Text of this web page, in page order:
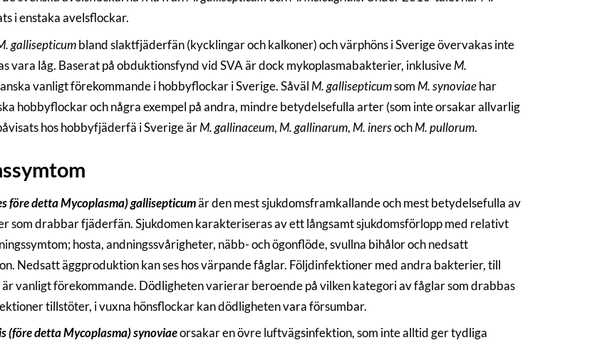
i enstaka avelsflockar.
gallisepticumbland slaktfjäderfän (kycklingar och kalkoner) och värphöns i Sverige övervakas inte
vara låg. Baserat på obduktionsfynd vid SVA är dock mykoplasmabakterier, inklusiveM.
vanligt förekommande i hobbyflockar i Sverige. Såväl M. gallisepticumsom M. synoviaehar
hobbyflockar och några exempel på andra, mindre betydelsefulla arter (som inte orsakar allvarlig
hos hobbyfjäderfä i Sverige ärM. gallinaceum, M. gallinarum, M. inersochM. pullorum.
före detta Mycoplasma) gallisepticumär den mest sjukdomsframkallande och mest betydelsefulla av
som drabbar fjäderfän. Sjukdomen karakteriseras av ett långsamt sjukdomsförlopp med relativt
hosta, andningssvårigheter, näbb- och ögonflöde, svullna bihålor och nedsatt
Nedsatt äggproduktion kan ses hos värpande fåglar. Följdinfektioner med andra bakterier, till
är vanligt förekommande. Dödligheten varierar beroende på vilken kategori av fåglar som drabbas
tillstöter, i vuxna hönsflockar kan dödligheten vara försumbar.
(före detta Mycoplasma) synoviaeorsakar en övre luftvägsinfektion, som inte alltid ger tydliga